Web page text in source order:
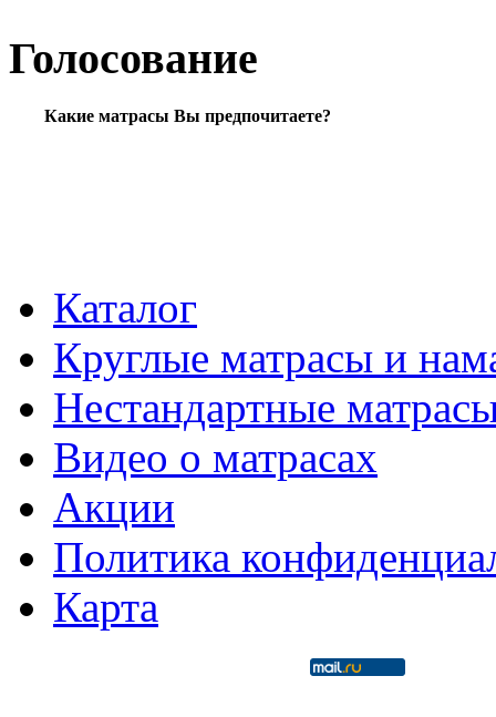
Голосование
Какие матрасы Вы предпочитаете?
Каталог
Круглые матрасы и
Нестандартные
Видео о матрасах
Акции
Политика
Карта